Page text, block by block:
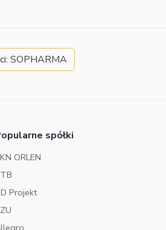
SOPHARMA
spółki
ORLEN
Projekt